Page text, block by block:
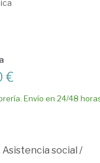
€
Envío en 24/48
Asistencia social /